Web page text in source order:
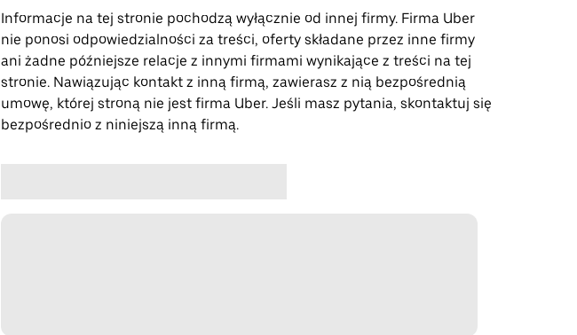
Informacje na tej stronie pochodzą wyłącznie od innej firmy. Firma Uber
nie ponosi odpowiedzialności za treści, oferty składane przez inne firmy
ani żadne późniejsze relacje z innymi firmami wynikające z treści na tej
stronie. Nawiązując kontakt z inną firmą, zawierasz z nią bezpośrednią
umowę, której stroną nie jest firma Uber. Jeśli masz pytania, skontaktuj się
bezpośrednio z niniejszą inną firmą.